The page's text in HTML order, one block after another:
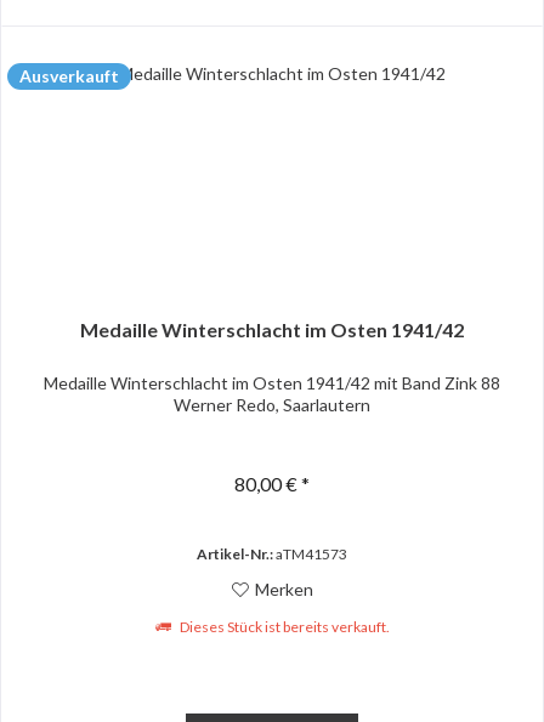
Ausverkauft
Medaille Winterschlacht im Osten 1941/42
Medaille Winterschlacht im Osten 1941/42 mit Band Zink 88
Werner Redo, Saarlautern
80,00 € *
Artikel-Nr.:aTM41573
Merken
Dieses Stück ist bereits verkauft.